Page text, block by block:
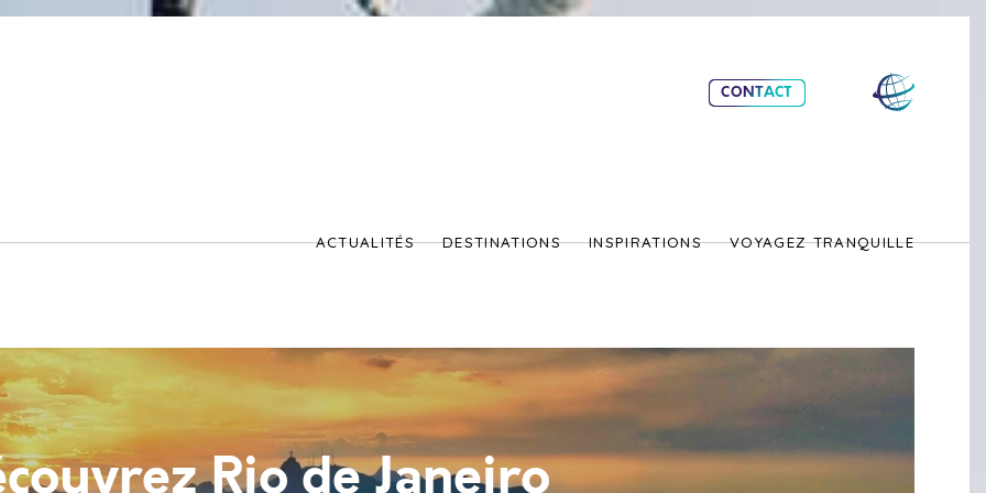
ACTUALITÉS DESTINATIONS INSPIRATIONS VOYAGEZ TRANQUILLE
CONTACT
Rio de Janeiro